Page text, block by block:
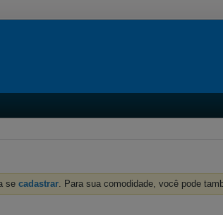
se cadastrar. Para sua comodidade, você pode